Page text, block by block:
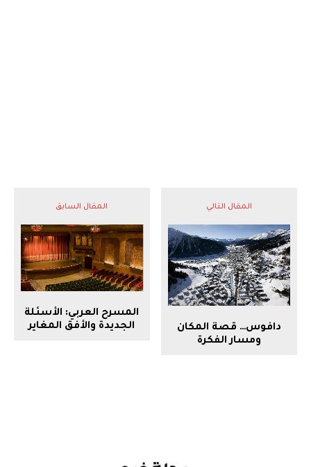
المقال السابق
المسرح العربي: الأسئلة
الجديدة والأفق المغاير
المقال التالي
دافوس… قصة المكان
ومسار الفكرة